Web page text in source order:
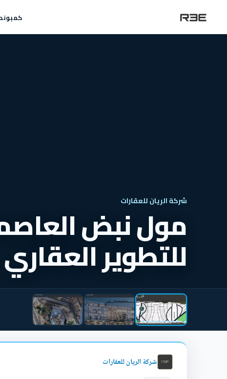
شركة الريان للعقارات
مول نبض
للتطوير العقاري
شركة الريان للعقارات